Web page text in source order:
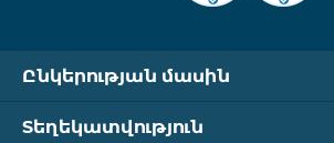
Ընկերության մասին
Տեղեկատվություն